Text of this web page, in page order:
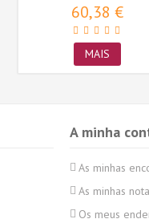
60,38 €
MAIS
A minha
As minhas
As minhas
Os meus